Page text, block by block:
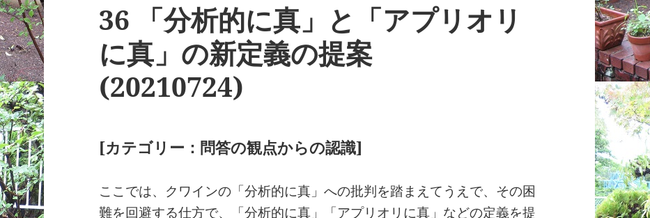
36 「分析的に真」と「アプリオリ
に真」の新定義の提案
(20210724)
[カテゴリー：問答の観点からの認識]
ここでは、クワインの「分析的に真」への批判を踏まえてうえで、その困
難を回避する仕方で、「分析的に真」「アプリオリに真」などの定義を提